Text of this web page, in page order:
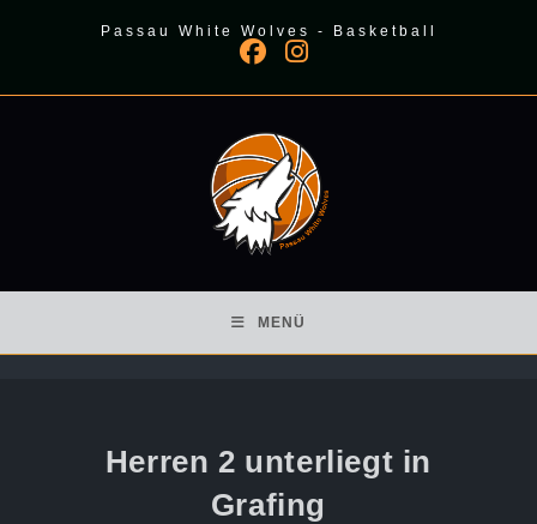
Passau White Wolves - Basketball
MENÜ
Herren 2 unterliegt in
Grafing